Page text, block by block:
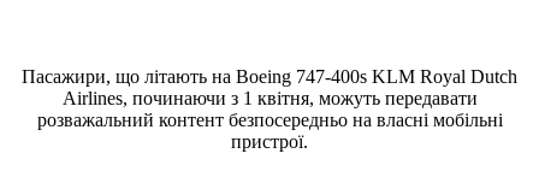
Пасажири, що літають на Boeing 747-400s KLM Royal Dutch
Airlines, починаючи з 1 квітня, можуть передавати
розважальний контент безпосередньо на власні мобільні
пристрої.